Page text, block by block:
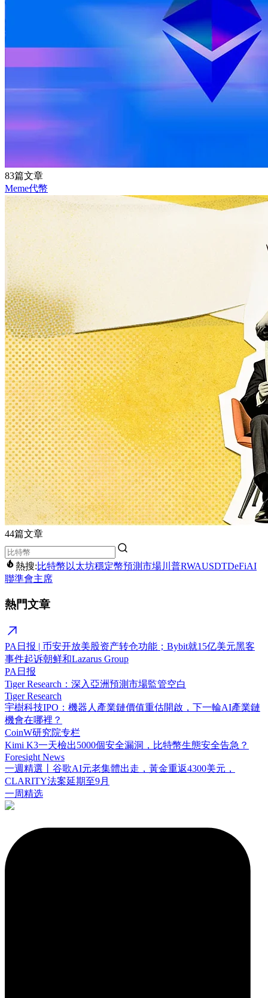
83篇文章
Meme代幣
44篇文章
熱搜:比特幣 以太坊穩定幣預測市場川普RWAUSDTDeFiAI
聯準會主席
熱門文章
PA日报 | 币安开放美股资产转仓功能；Bybit就15亿美元黑客
事件起诉朝鲜和Lazarus Group
PA日报
Tiger Research：深入亞洲預測市場監管空白
Tiger Research
宇樹科技IPO：機器人產業鏈價值重估開啟，下一輪AI產業鏈
機會在哪裡？
CoinW研究院专栏
Kimi K3一天檢出5000個安全漏洞，比特幣生態安全告急？
Foresight News
一週精選丨谷歌AI元老集體出走，黃金重返4300美元，
CLARITY法案延期至9月
一周精选